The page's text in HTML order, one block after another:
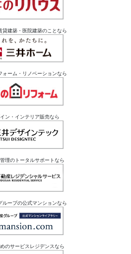
貸建築・医院建築のことなら
ォーム・リノベーションなら
ン・インテリア販売なら
理のトータルサポートなら
ループの公式マンションなら
のサービスレジデンスなら